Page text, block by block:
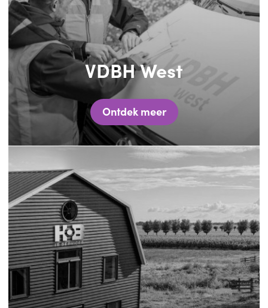
VDBH West
Ontdek meer